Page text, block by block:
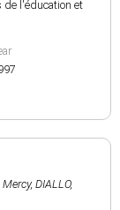
de l'éducation et
Mercy, DIALLO,